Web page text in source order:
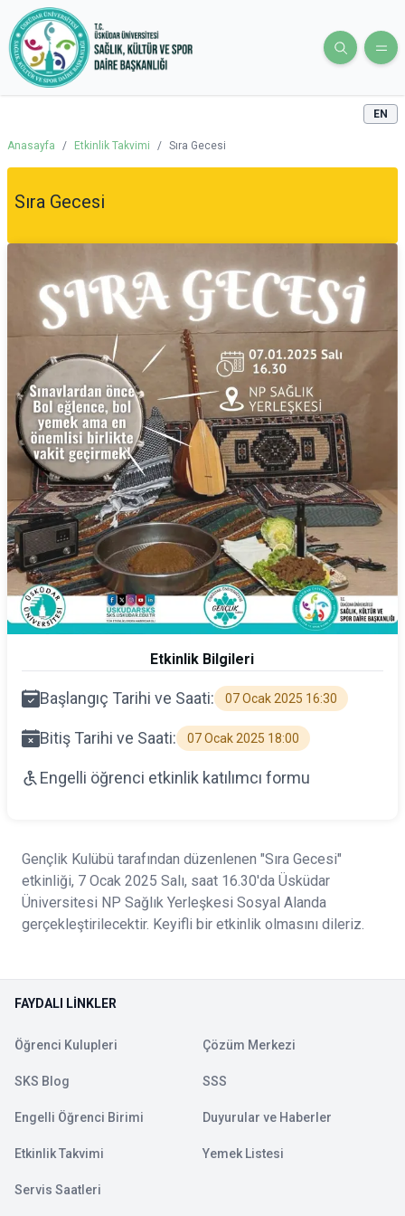
EN
Anasayfa / Etkinlik Takvimi / Sıra Gecesi
Sıra Gecesi
Etkinlik Bilgileri
Başlangıç Tarihi ve Saati: 07 Ocak 2025 16:30
Bitiş Tarihi ve Saati: 07 Ocak 2025 18:00
Engelli öğrenci etkinlik katılımcı formu
Gençlik Kulübü tarafından düzenlenen "Sıra Gecesi"
etkinliği, 7 Ocak 2025 Salı, saat 16.30'da Üsküdar
Üniversitesi NP Sağlık Yerleşkesi Sosyal Alanda
gerçekleştirilecektir. Keyifli bir etkinlik olmasını dileriz.
FAYDALI LINKLER
Öğrenci Kulupleri Çözüm Merkezi
SKS Blog SSS
Engelli Öğrenci Birimi Duyurular ve Haberler
Etkinlik Takvimi Yemek Listesi
Servis Saatleri